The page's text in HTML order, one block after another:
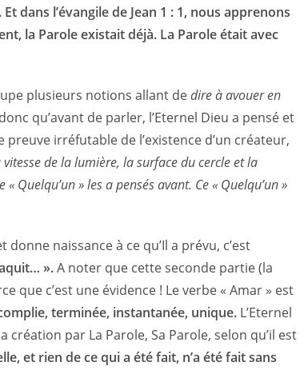
dans l’évangile de Jean 1 : 1, nous apprenons
la Parole existait déjà. La Parole était avec
plusieurs notions allant dedire à avouer en
qu’avant de parler, l’Eternel Dieu a pensé et
irréfutable de l’existence d’un créateur,
de la lumière, la surface du cercle et la
Quelqu’un » les a pensés avant. Ce « Quelqu’un »
naissance à ce qu’Il a prévu, c’est
».A noter que cette seconde partie (la
que c’est une évidence ! Le verbe « Amar » est
terminée, instantanée, unique. L’Eternel
par La Parole, Sa Parole, selon qu’il est
et rien de ce qui a été fait, n’a été fait sans